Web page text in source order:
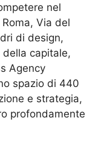
nel
Via del
di design,
capitale,
Agency
spazio di 440
e strategia,
profondamente